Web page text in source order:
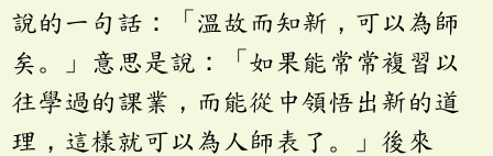
說的一句話：「溫故而知新，可以為師
矣。」意思是說：「如果能常常複習以
往學過的課業，而能從中領悟出新的道
理，這樣就可以為人師表了。」後來